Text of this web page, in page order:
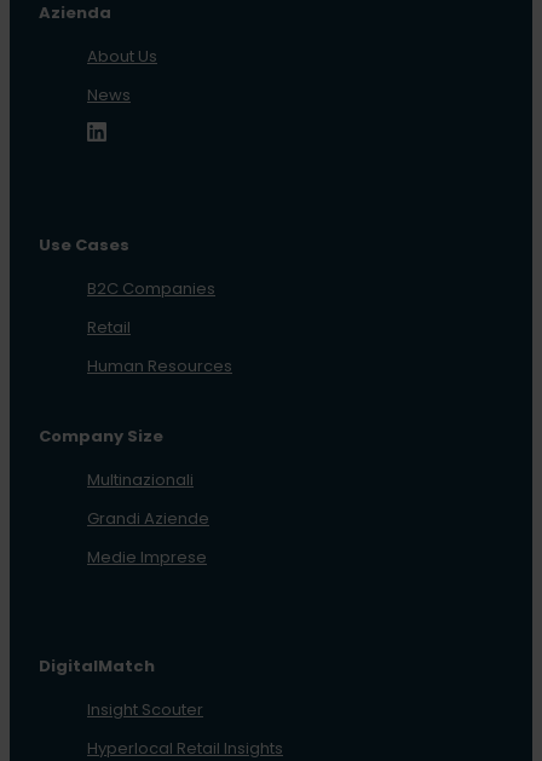
Azienda
About Us
News
Use Cases
B2C Companies
Retail
Human Resources
Company Size
Multinazionali
Grandi Aziende
Medie Imprese
DigitalMatch
Insight Scouter
Hyperlocal Retail Insights